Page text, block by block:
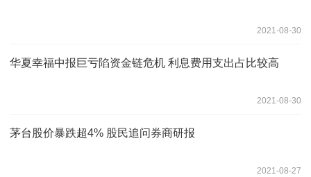
2021-08-30
华夏幸福中报巨亏陷资金链危机 利息费用支出占比较高
2021-08-30
茅台股价暴跌超4% 股民追问券商研报
2021-08-27